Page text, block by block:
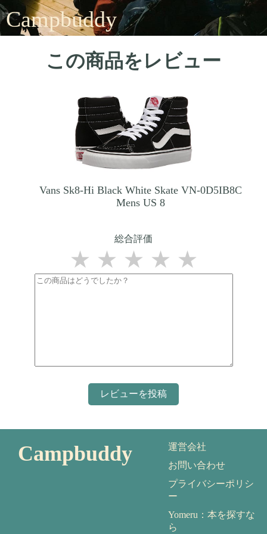
Campbuddy
この商品をレビュー
Vans Sk8-Hi Black White Skate VN-0D5IB8C
Mens US 8
総合評価
★
★
★
★
★
Campbuddy
運営会社
お問い合わせ
プライバシーポリシ
ー
Yomeru：本を探すな
ら